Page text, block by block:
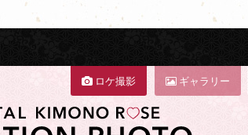
ロケ撮影 ギャラリー